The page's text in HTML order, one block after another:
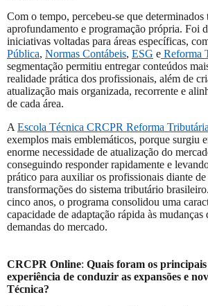
Com o tempo, percebeu-se que determinados
aprofundamento e programação própria. Foi
iniciativas voltadas para áreas específicas,
Pública, Normas Contábeis, ESG e Reforma
segmentação permitiu entregar conteúdos
realidade prática dos profissionais, além de
atualização mais organizada, recorrente e
de cada área.
AEscola Técnica CRCPR Reforma
exemplos mais emblemáticos, porque surgiu
enorme necessidade de atualização do
conseguindo responder rapidamente e
prático para auxiliar os profissionais diante de
transformações do sistema tributário
cinco anos, o programa consolidou uma
capacidade de adaptação rápida às mudanças
demandas do mercado.
CRCPR Online: Quais foram os
experiência de conduzir as expansões e
Técnica?